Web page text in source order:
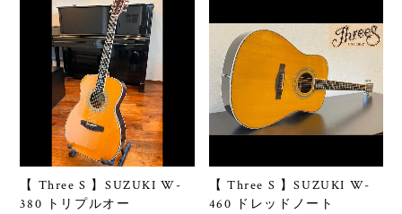
【 Three S 】SUZUKI W-
380 トリプルオー
【 Three S 】SUZUKI W-
460 ドレッドノート